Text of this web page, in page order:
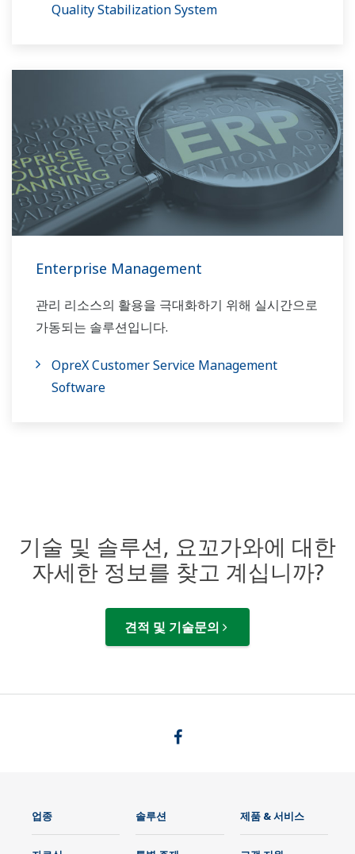
Quality Stabilization System
Enterprise Management
관리 리소스의 활용을 극대화하기 위해 실시간으로
가동되는 솔루션입니다.
OpreX Customer Service Management
Software
기술 및 솔루션, 요꼬가와에 대한
자세한 정보를 찾고 계십니까?
견적 및 기술문의
업종 솔루션 제품 & 서비스